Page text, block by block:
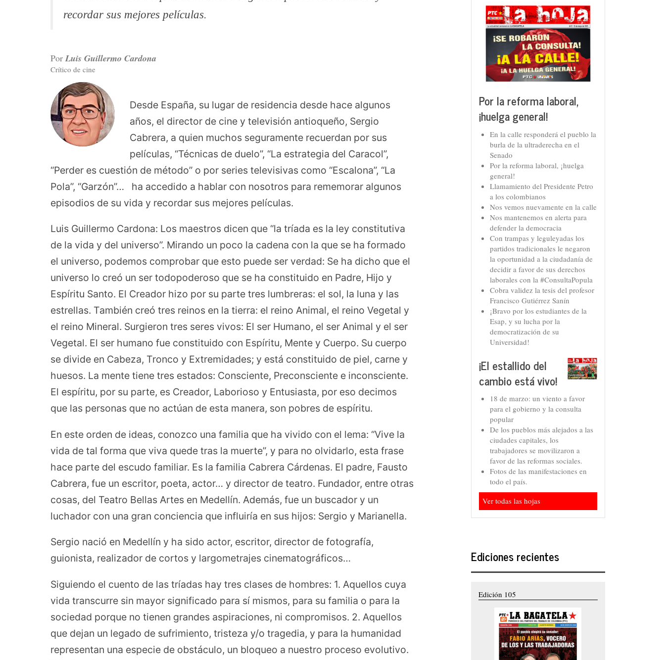
recordar sus mejores películas.
PorLuis Guillermo Cardona
Crítico de cine
Desde España, su lugar de residencia desde hace algunos
años, el director de cine y televisión antioqueño, Sergio
Cabrera, a quien muchos seguramente recuerdan por sus
películas, “Técnicas de duelo”, “La estrategia del Caracol”,
“Perder es cuestión de método” o por series televisivas como “Escalona”, “La
Pola”, “Garzón”… ha accedido a hablar con nosotros para rememorar algunos
episodios de su vida y recordar sus mejores películas.
Luis Guillermo Cardona: Los maestros dicen que “la tríada es la ley constitutiva
de la vida y del universo”. Mirando un poco la cadena con la que se ha formado
el universo, podemos comprobar que esto puede ser verdad: Se ha dicho que el
universo lo creó un ser todopoderoso que se ha constituido en Padre, Hijo y
Espíritu Santo. El Creador hizo por su parte tres lumbreras: el sol, la luna y las
estrellas. También creó tres reinos en la tierra: el reino Animal, el reino Vegetal y
el reino Mineral. Surgieron tres seres vivos: El ser Humano, el ser Animal y el ser
Vegetal. El ser humano fue constituido con Espíritu, Mente y Cuerpo. Su cuerpo
se divide en Cabeza, Tronco y Extremidades; y está constituido de piel, carne y
huesos. La mente tiene tres estados: Consciente, Preconsciente e inconsciente.
El espíritu, por su parte, es Creador, Laborioso y Entusiasta, por eso decimos
que las personas que no actúan de esta manera, son pobres de espíritu.
En este orden de ideas, conozco una familia que ha vivido con el lema: “Vive la
vida de tal forma que viva quede tras la muerte”, y para no olvidarlo, esta frase
hace parte del escudo familiar. Es la familia Cabrera Cárdenas. El padre, Fausto
Cabrera, fue un escritor, poeta, actor… y director de teatro. Fundador, entre otras
cosas, del Teatro Bellas Artes en Medellín. Además, fue un buscador y un
luchador con una gran conciencia que influiría en sus hijos: Sergio y Marianella.
Sergio nació en Medellín y ha sido actor, escritor, director de fotografía,
guionista, realizador de cortos y largometrajes cinematográficos…
Siguiendo el cuento de las tríadas hay tres clases de hombres: 1. Aquellos cuya
vida transcurre sin mayor significado para sí mismos, para su familia o para la
sociedad porque no tienen grandes aspiraciones, ni compromisos. 2. Aquellos
que dejan un legado de sufrimiento, tristeza y/o tragedia, y para la humanidad
representan una especie de obstáculo, un bloqueo a nuestro proceso evolutivo.
Por la reforma laboral,
¡huelga general!
En la calle responderá el pueblo la
burla de la ultraderecha en el
Senado
Por la reforma laboral, ¡huelga
general!
Llamamiento del Presidente Petro
a los colombianos
Nos vemos nuevamente en la calle
Nos mantenemos en alerta para
defender la democracia
Con trampas y leguleyadas los
partidos tradicionales le negaron
la oportunidad a la ciudadanía de
decidir a favor de sus derechos
laborales con la #ConsultaPopula
Cobra validez la tesis del profesor
Francisco Gutiérrez Sanín
¡Bravo por los estudiantes de la
Esap, y su lucha por la
democratización de su
Universidad!
¡El estallido del
cambio está vivo!
18 de marzo: un viento a favor
para el gobierno y la consulta
popular
De los pueblos más alejados a las
ciudades capitales, los
trabajadores se movilizaron a
favor de las reformas sociales.
Fotos de las manifestaciones en
todo el país.
Ver todas las hojas
Ediciones recientes
Edición 105